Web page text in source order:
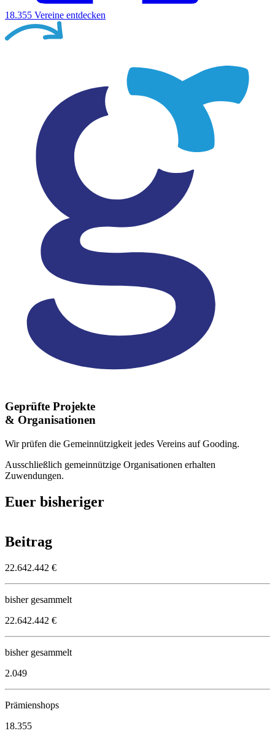
18.355 Vereine entdecken
Geprüfte Projekte
& Organisationen
Wir prüfen die Gemeinnützigkeit jedes Vereins auf Gooding.
Ausschließlich gemeinnützige Organisationen erhalten
Zuwendungen.
Euer bisheriger
Beitrag
22.642.442 €
bisher gesammelt
22.642.442 €
bisher gesammelt
2.049
Prämienshops
18.355